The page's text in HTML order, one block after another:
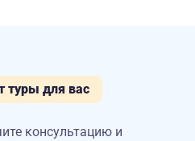
туры для вас
консультацию и